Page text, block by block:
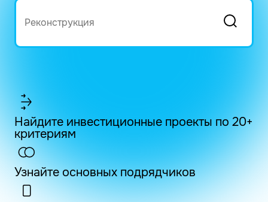
Найдите инвестиционные проекты по 20+
критериям
Узнайте основных подрядчиков